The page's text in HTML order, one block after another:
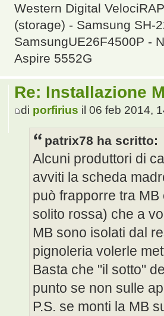
Western Digital
(storage) - Samsung SH-
SamsungUE26F4500P -
Aspire 5552G
Re: Installazione
di porfirius il 06 feb 2014,
patrix78 ha scritto:
Alcuni produttori di
avviti la scheda
può frapporre tra
solito rossa) che a
MB sono isolati dal
pignoleria volerle
Basta che "il sotto"
punto se non sulle
P.S. se monti la MB